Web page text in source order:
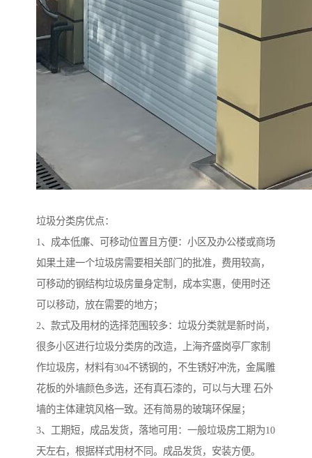
垃圾分类房优点：
1、成本低廉、可移动位置且方便：小区及办公楼或商场
如果土建一个垃圾房需要相关部门的批准，费用较高，
可移动的钢结构垃圾房量身定制，成本实惠，使用时还
可以移动，放在需要的地方；
2、款式及用材的选择范围较多：垃圾分类就是新时尚，
很多小区进行垃圾分类房的改造，上海齐盛岗亭厂家制
作垃圾房，材料有304不锈钢的，不生锈好冲洗，金属雕
花板的外墙颜色多选，还有真石漆的，可以与大理 石外
墙的主体建筑风格一致。还有简易的玻璃环保屋；
3、工期短，成品发货，落地可用：一般垃圾房工期为10
天左右，根据样式用材不同。成品发货，安装方便。